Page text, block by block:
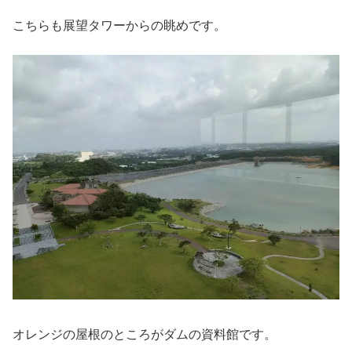
こちらも展望タワーからの眺めです。
オレンジの屋根のところがダムの資料館です。